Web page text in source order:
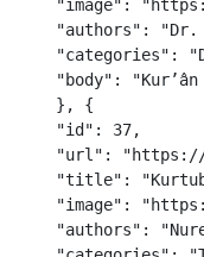
"image" : "
"authors" : "Dr.
"categories" : "
"body" : "
},
{
"id " : 37,
"url " : "https://
"title" : "
"image" : "
"authors" : "